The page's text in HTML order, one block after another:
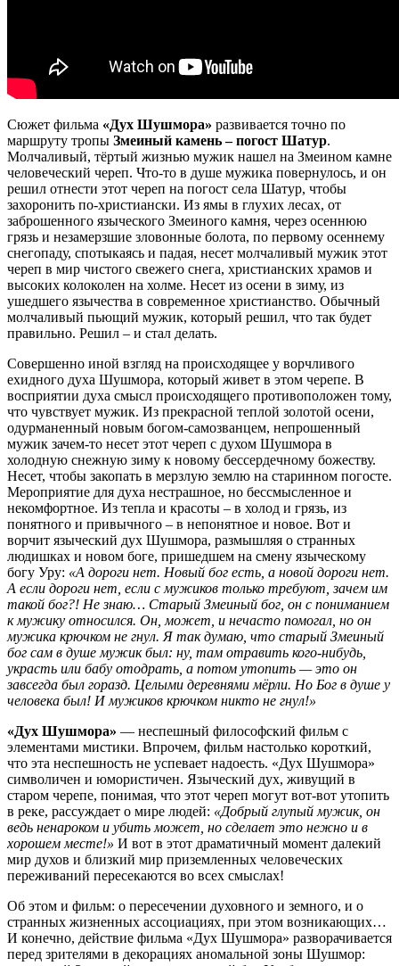
Сюжет фильма «Дух Шушмора» развивается точно по
маршруту тропы Змеиный камень – погост Шатур.
Молчаливый, тёртый жизнью мужик нашел на Змеином камне
человеческий череп. Что-то в душе мужика повернулось, и он
решил отнести этот череп на погост села Шатур, чтобы
захоронить по-христиански. Из ямы в глухих лесах, от
заброшенного языческого Змеиного камня, через осеннюю
грязь и незамерзшие зловонные болота, по первому осеннему
снегопаду, спотыкаясь и падая, несет молчаливый мужик этот
череп в мир чистого свежего снега, христианских храмов и
высоких колоколен на холме. Несет из осени в зиму, из
ушедшего язычества в современное христианство. Обычный
молчаливый пьющий мужик, который решил, что так будет
правильно. Решил – и стал делать.
Совершенно иной взгляд на происходящее у ворчливого
ехидного духа Шушмора, который живет в этом черепе. В
восприятии духа смысл происходящего противоположен тому,
что чувствует мужик. Из прекрасной теплой золотой осени,
одурманенный новым богом-самозванцем, непрошенный
мужик зачем-то несет этот череп с духом Шушмора в
холодную снежную зиму к новому бессердечному божеству.
Несет, чтобы закопать в мерзлую землю на старинном погосте.
Мероприятие для духа нестрашное, но бессмысленное и
некомфортное. Из тепла и красоты – в холод и грязь, из
понятного и привычного – в непонятное и новое. Вот и
ворчит языческий дух Шушмора, размышляя о странных
людишках и новом боге, пришедшем на смену языческому
богу Уру: «А дороги нет. Новый бог есть, а новой дороги нет.
А если дороги нет, если с мужиков только требуют, зачем им
такой бог?! Не знаю… Старый Змеиный бог, он с пониманием
к мужику относился. Он, может, и нечасто помогал, но он
мужика крючком не гнул. Я так думаю, что старый Змеиный
бог сам в душе мужик был: ну, там отравить кого-нибудь,
украсть или бабу отодрать, а потом утопить — это он
завсегда был горазд. Целыми деревнями мёрли. Но Бог в душе у
человека был! И мужиков крючком никто не гнул!»
«Дух Шушмора» — неспешный философский фильм с
элементами мистики. Впрочем, фильм настолько короткий,
что эта неспешность не успевает надоесть. «Дух Шушмора»
символичен и юмористичен. Языческий дух, живущий в
старом черепе, понимая, что этот череп могут вот-вот утопить
в реке, рассуждает о мире людей: «Добрый глупый мужик, он
ведь ненароком и убить может, но сделает это нежно и в
хорошем месте!» И вот в этот драматичный момент далекий
мир духов и близкий мир приземленных человеческих
переживаний пересекаются во всех смыслах!
Об этом и фильм: о пересечении духовного и земного, и о
странных жизненных ассоциациях, при этом возникающих…
И конечно, действие фильма «Дух Шушмора» разворачивается
перед зрителями в декорациях аномальной зоны Шушмор: